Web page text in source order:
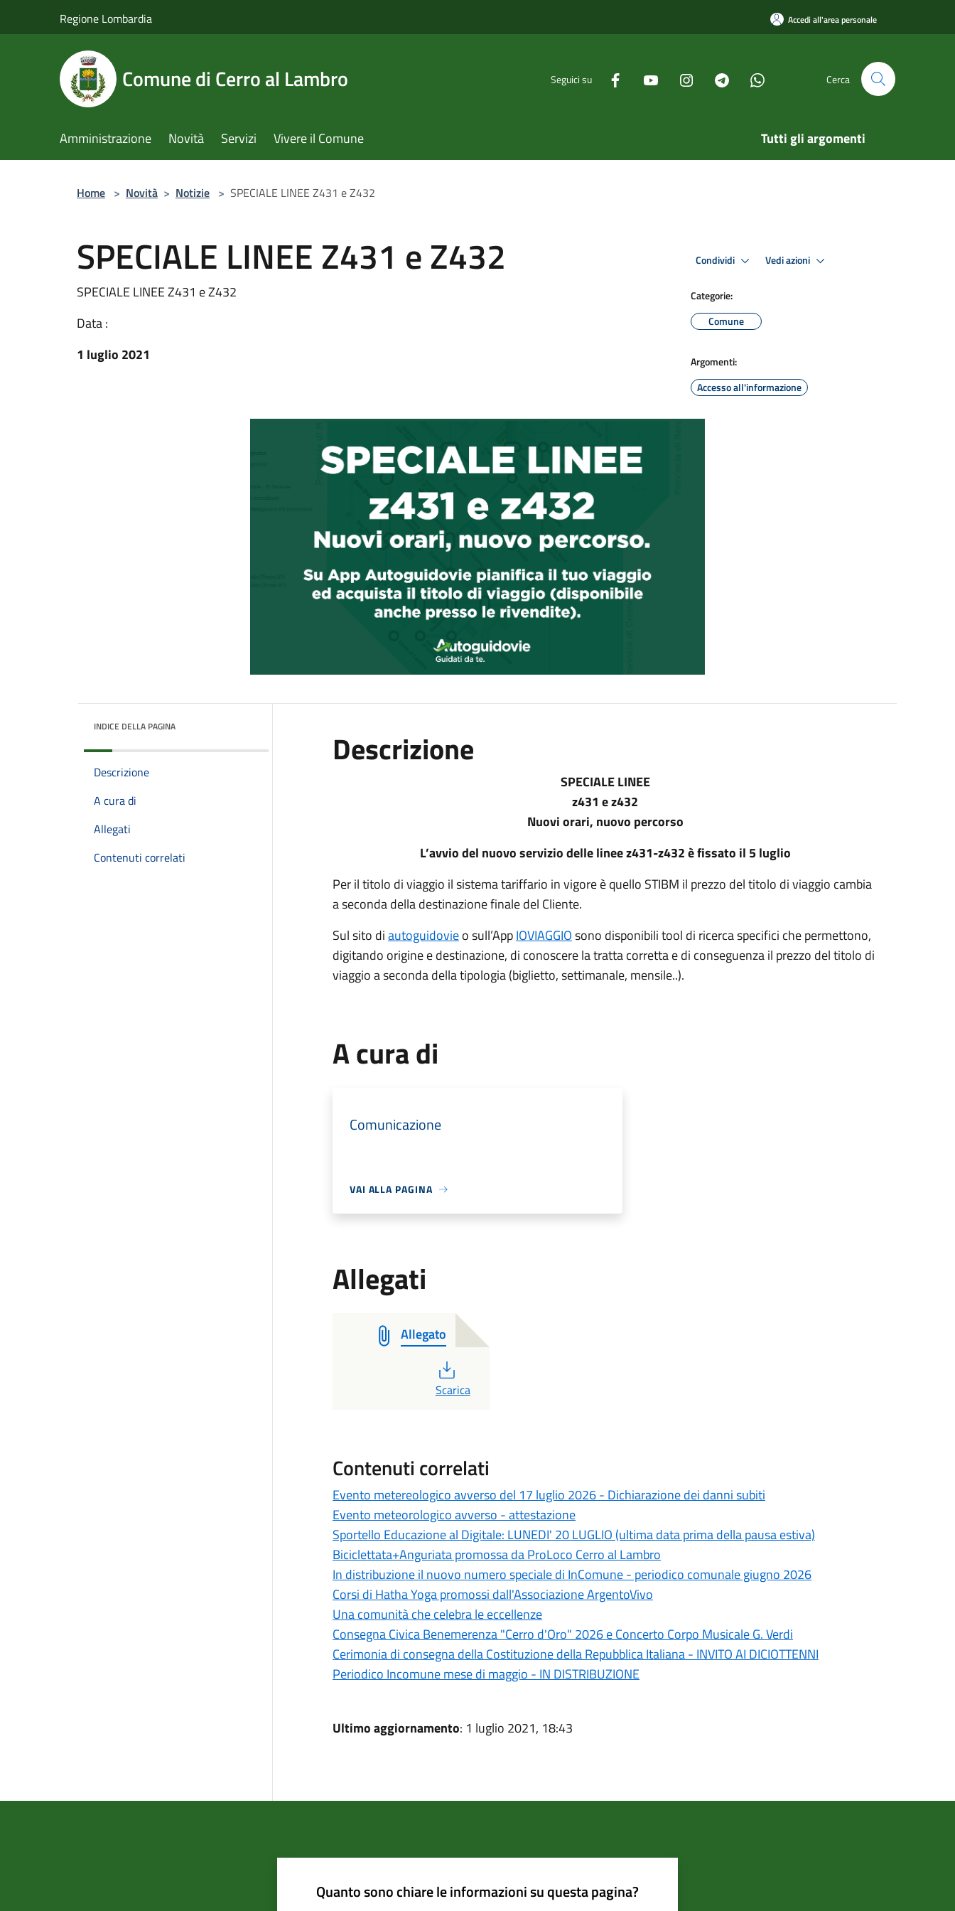
Regione Lombardia Accedi all'area personale
Comune di Cerro al Lambro Seguici su Cerca
Amministrazione Novità Servizi Vivere il Comune Tutti gli argomenti
Home > Novità > Notizie > SPECIALE LINEE Z431 e Z432
SPECIALE LINEE Z431 e Z432
SPECIALE LINEE Z431 e Z432
Data :
1 luglio 2021
Condividi Vedi azioni
Categorie:
Comune
Argomenti:
Accesso all'informazione
INDICE DELLA PAGINA
Descrizione
A cura di
Allegati
Contenuti correlati
Descrizione
SPECIALE LINEE
z431 e z432
Nuovi orari, nuovo percorso
L’avvio del nuovo servizio delle linee z431-z432 è fissato il 5 luglio
Per il titolo di viaggio il sistema tariffario in vigore è quello STIBM il prezzo del titolo di viaggio cambia
a seconda della destinazione finale del Cliente.
Sul sito diautoguidovieo sull’AppIOVIAGGIOsono disponibili tool di ricerca specifici che permettono,
digitando origine e destinazione, di conoscere la tratta corretta e di conseguenza il prezzo del titolo di
viaggio a seconda della tipologia (biglietto, settimanale, mensile..).
A cura di
Comunicazione
VAI ALLA PAGINA
Allegati
Allegato
PDF
Scarica
Contenuti correlati
Evento metereologico avverso del 17 luglio 2026 - Dichiarazione dei danni subiti
Evento meteorologico avverso - attestazione
Sportello Educazione al Digitale: LUNEDI' 20 LUGLIO (ultima data prima della pausa estiva)
Biciclettata+Anguriata promossa da ProLoco Cerro al Lambro
In distribuzione il nuovo numero speciale di InComune - periodico comunale giugno 2026
Corsi di Hatha Yoga promossi dall'Associazione ArgentoVivo
Una comunità che celebra le eccellenze
Consegna Civica Benemerenza "Cerro d'Oro" 2026 e Concerto Corpo Musicale G. Verdi
Cerimonia di consegna della Costituzione della Repubblica Italiana - INVITO AI DICIOTTENNI
Periodico Incomune mese di maggio - IN DISTRIBUZIONE
Ultimo aggiornamento: 1 luglio 2021, 18:43
Quanto sono chiare le informazioni su questa pagina?